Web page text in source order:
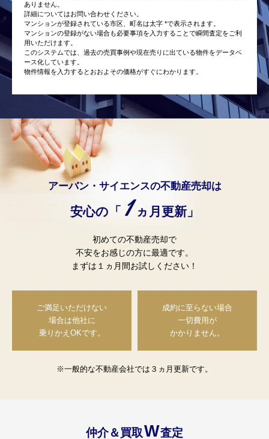
ありません。
詳細についてはお問い合わせください。
マンションが登録されている市区、町名は太字 *で表示されます。
マンションの登録がない場合も必要事項を入力することで瞬間査定をご利
用いただけます。
このシステムでは、過去の売買事例や現在売りに出ている物件をデータベ
ース化しています。
物件情報を入力するとおおよその価格がすぐにわかります。
アーバン・サイエンスの不動産売却は
安心の「 1 ヵ月更新」
初めての不動産売却で
不安をお感じの方に最適です。
まずは１ヵ月間お試しください！
ご満足いただけない
場合は他社に
乗りかえOKです。
成約に至らない場合
一切費用が
かかりません。
※一般的な不動産会社では３ヵ月更新です。
仲介＆買取W査定